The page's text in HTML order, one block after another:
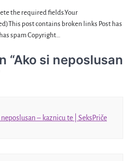
the required fields.Your
post contains broken links Post has
spam Copyright…
“Ako si neposlusan
– kaznicu te | SeksPriče